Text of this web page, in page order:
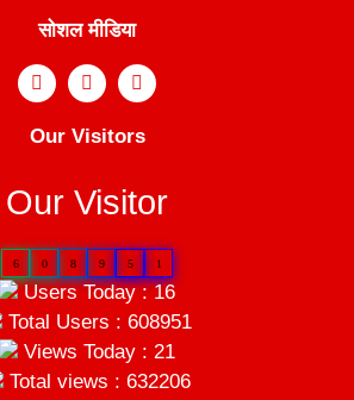
सोशल मीडिया
Our Visitors
Our Visitor
6 0 8 9 5 1
Users Today : 16
Total Users : 608951
Views Today : 21
Total views : 632206